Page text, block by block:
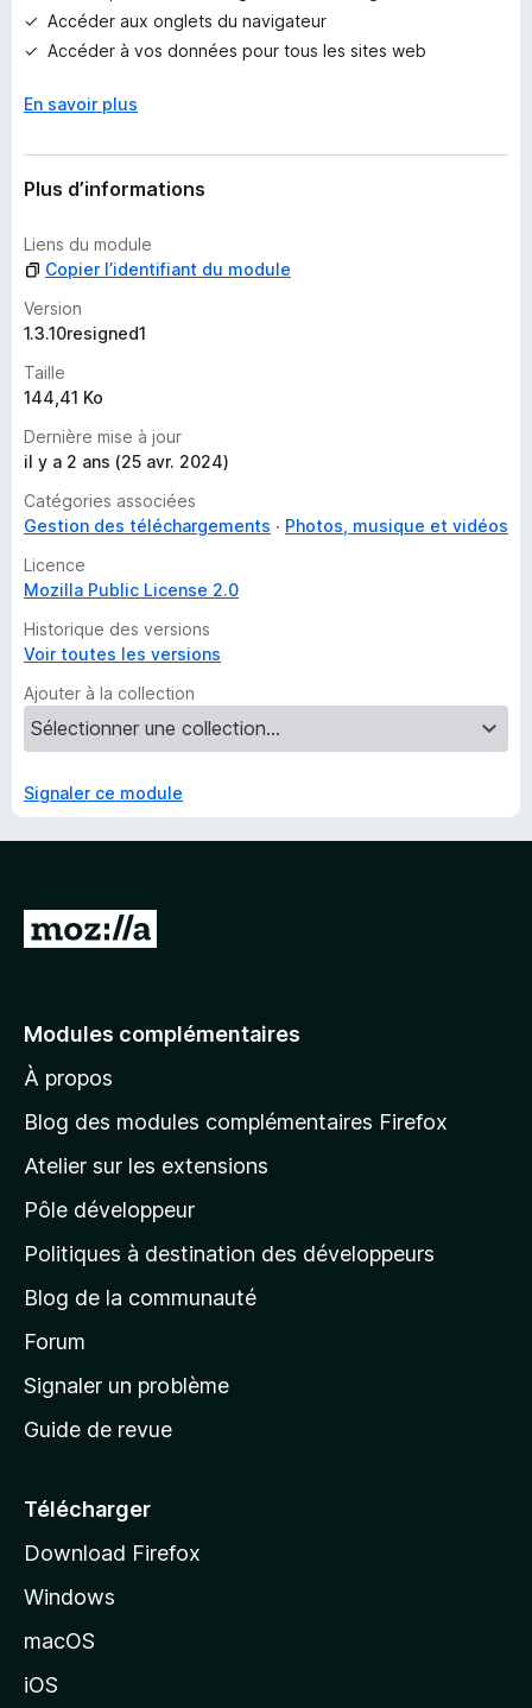
u
r
’
n
t
n
t
Accéder aux onglets du navigateur
Accéder à vos données pour tous les sites web
En savoir plus
Plus d’informations
Liens du module
Copier l’identifiant du module
Version
1.3.10resigned1
Taille
144,41 Ko
Dernière mise à jour
il y a 2 ans (25 avr. 2024)
Catégories associées
Gestion des téléchargements
Photos, musique et vidéos
Licence
Mozilla Public License 2.0
Historique des versions
Voir toutes les versions
Ajouter à la collection
Signaler ce module
A
e
à
l
p
a
g
d
a
c
e
l
d
o
Modules complémentaires
À propos
Blog des modules complémentaires Firefox
Atelier sur les extensions
Pôle développeur
Politiques à destination des développeurs
Blog de la communauté
Forum
Signaler un problème
Guide de revue
Télécharger
Download Firefox
Windows
macOS
iOS